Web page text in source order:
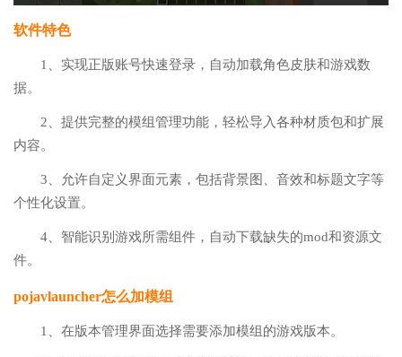
软件特色
1、实现正版账号快速登录，自动加载角色皮肤和游戏数
据。
2、提供完整的模组管理功能，轻松导入各种材质包和扩展
内容。
3、允许自定义界面元素，包括背景图、音效和标题文字等
个性化设置。
4、智能识别游戏所需组件，自动下载缺失的mod和资源文
件。
pojavlauncher怎么加模组
1、在版本管理界面选择需要添加模组的游戏版本。